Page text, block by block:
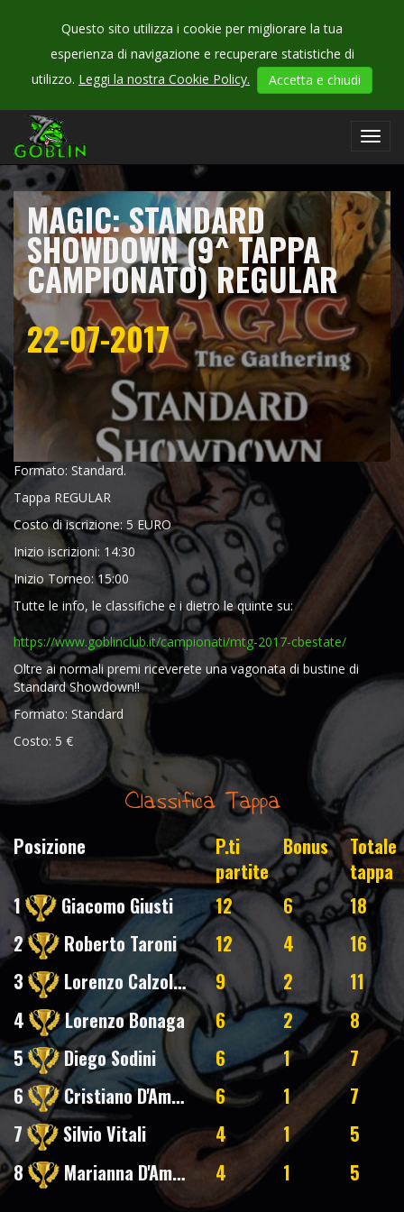
Questo sito utilizza i cookie per migliorare la tua
esperienza di navigazione e recuperare statistiche di
utilizzo. Leggi la nostra Cookie Policy. Accetta e chiudi
CHECK
OUR
MAGIC: STANDARD
SHOWDOWN (9^ TAPPA
CAMPIONATO) REGULAR
22-07-2017
Formato: Standard.
Tappa REGULAR
Costo di iscrizione: 5 EURO
Inizio iscrizioni: 14:30
Inizio Torneo: 15:00
Tutte le info, le classifiche e i dietro le quinte su:
https://www.goblinclub.it/campionati/mtg-2017-cbestate/
Oltre ai normali premi riceverete una vagonata di bustine di
Standard Showdown!!
Formato: Standard
Costo: 5 €
Classifica Tappa
Posizione
P.ti
partite
Bonus
Totale
tappa
1
Giacomo Giusti 12 6
18
2
Roberto Taroni 12 4
16
3
Lorenzo Calzolari 9 2
11
4
Lorenzo Bonaga 6 2
8
5
Diego Sodini 6 1
7
6
Cristiano D'Amore 6 1
7
7
Silvio Vitali 4 1
5
8
Marianna D'Amore 4 1 5